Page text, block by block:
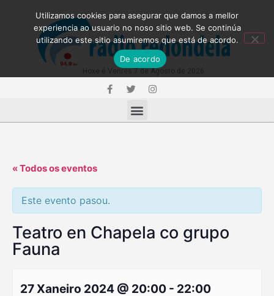
« Todos os eventos
Este evento pasou.
Teatro en Chapela co grupo
Fauna
27 Xaneiro 2024 @ 20:00 - 22:00
Utilizamos cookies para asegurar que damos a mellor
experiencia ao usuario no noso sitio web. Se continúa
utilizando este sitio asumiremos que está de acordo.
De acordo